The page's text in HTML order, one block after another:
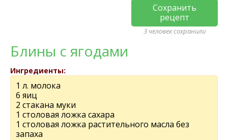
Сохранить
рецепт
3 человек сохранили
Блины с ягодами
Ингредиенты:
1 л. молока
6 яиц
2 стакана муки
1 столовая ложка сахара
1 столовая ложка раститeльного масла без
запаха